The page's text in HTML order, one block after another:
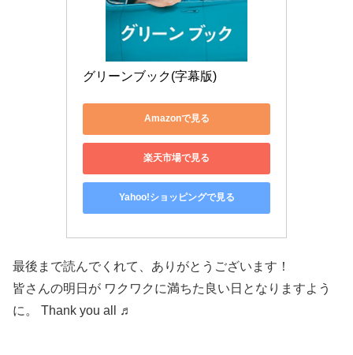
グリーンブック(字幕版)
Amazonで見る
楽天市場で見る
Yahoo!ショッピングで見る
最後まで読んでくれて、ありがとうございます！
皆さんの明日が ワクワクに満ちた良い日となりますよう
に。 Thank you all ♬